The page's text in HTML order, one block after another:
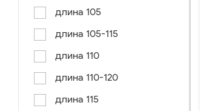
длина 105
длина 105-115
длина 110
длина 110-120
длина 115